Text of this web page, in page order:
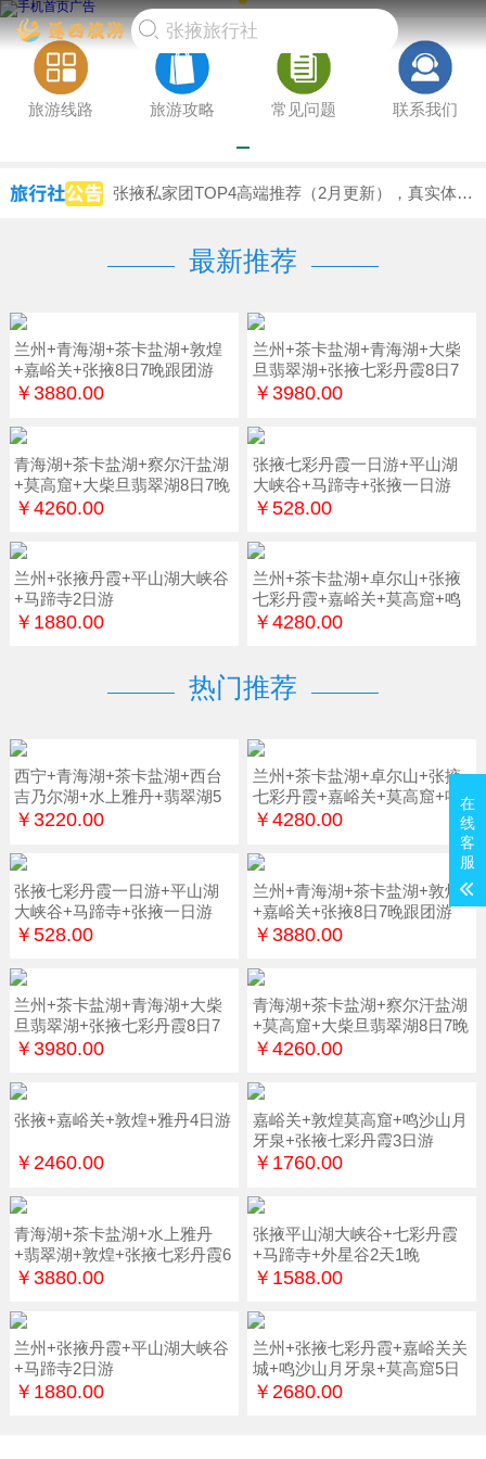
旅游线路 旅游攻略 常见问题 联系我们
张掖私家团TOP4高端推荐（2月更新），真实体验报告，爸妈放心游必备避坑方案
最新推荐
兰州+青海湖+茶卡盐湖+敦煌
+嘉峪关+张掖8日7晚跟团游
￥3880.00
兰州+茶卡盐湖+青海湖+大柴
旦翡翠湖+张掖七彩丹霞8日7
晚
￥3980.00
青海湖+茶卡盐湖+察尔汗盐湖
+莫高窟+大柴旦翡翠湖8日7晚
￥4260.00
张掖七彩丹霞一日游+平山湖
大峡谷+马蹄寺+张掖一日游
￥528.00
兰州+张掖丹霞+平山湖大峡谷
+马蹄寺2日游
￥1880.00
兰州+茶卡盐湖+卓尔山+张掖
七彩丹霞+嘉峪关+莫高窟+鸣
沙山7日游
￥4280.00
热门推荐
西宁+青海湖+茶卡盐湖+西台
吉乃尔湖+水上雅丹+翡翠湖5
日游
￥3220.00
兰州+茶卡盐湖+卓尔山+张掖
七彩丹霞+嘉峪关+莫高窟+鸣
沙山7日游
￥4280.00
张掖七彩丹霞一日游+平山湖
大峡谷+马蹄寺+张掖一日游
￥528.00
兰州+青海湖+茶卡盐湖+敦煌
+嘉峪关+张掖8日7晚跟团游
￥3880.00
兰州+茶卡盐湖+青海湖+大柴
旦翡翠湖+张掖七彩丹霞8日7
晚
￥3980.00
青海湖+茶卡盐湖+察尔汗盐湖
+莫高窟+大柴旦翡翠湖8日7晚
￥4260.00
张掖+嘉峪关+敦煌+雅丹4日游
￥2460.00
嘉峪关+敦煌莫高窟+鸣沙山月
牙泉+张掖七彩丹霞3日游
￥1760.00
青海湖+茶卡盐湖+水上雅丹
+翡翠湖+敦煌+张掖七彩丹霞6
日游
￥3880.00
张掖平山湖大峡谷+七彩丹霞
+马蹄寺+外星谷2天1晚
￥1588.00
兰州+张掖丹霞+平山湖大峡谷
+马蹄寺2日游
￥1880.00
兰州+张掖七彩丹霞+嘉峪关关
城+鸣沙山月牙泉+莫高窟5日
游
￥2680.00
在
线
客
服